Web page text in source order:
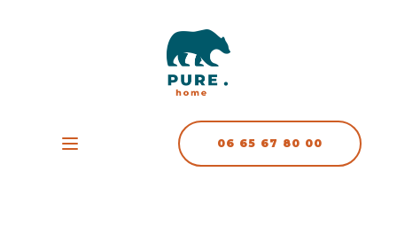
06 65 67 80 00